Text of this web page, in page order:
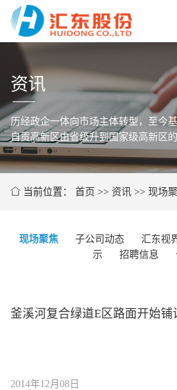
资讯
历经政企一体向市场主体转型，至今
自贡高新区由省级升到国家级高新区
当前位置： 首页 >> 资讯 >> 现场
现场聚焦 子公司动态 汇东视
示
招聘信息
釜溪河复合绿道E区路面开始铺
2014年12月08日